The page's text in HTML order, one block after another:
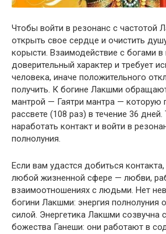
Чтобы войти в резонанс с частотой
открыть свое сердце и очистить
корысти. Взаимодействие с богами
доверительный характер и требует
человека, иначе положительного
получить. К богине Лакшми
мантрой — Гаятри мантра — которую
рассвете (108 раз) в течение 36
наработать контакт и войти в
полнолуния.
Если вам удастся добиться
любой жизненной сфере — любви,
взаимоотношениях с людьми. Нет
богини Лакшми: энергия полнолуния
силой. Энергетика Лакшми созвучна
божества Ганеши: они работают в